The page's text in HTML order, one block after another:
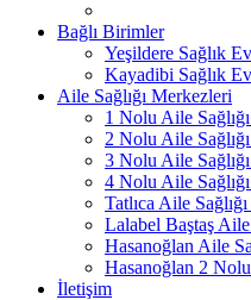
Bağlı Birimler
Yeşildere Sağlık
Kayadibi Sağlık
Aile Sağlığı Merkezleri
1 Nolu Aile
2 Nolu Aile
3 Nolu Aile
4 Nolu Aile
Tatlıca Aile
Lalabel Baştaş Aile
Hasanoğlan Aile
Hasanoğlan 2
İletişim